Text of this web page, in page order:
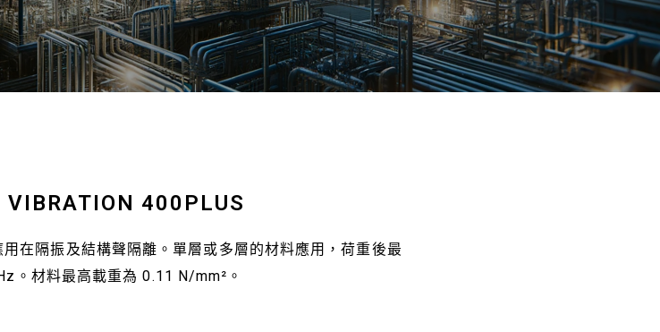
VIBRATION 400PLUS
在隔振及結構聲隔離。單層或多層的材料應用，荷重後最
。材料最高載重為 0.11 N/mm²。